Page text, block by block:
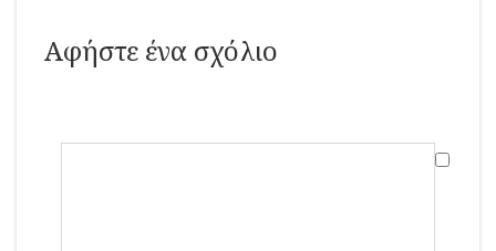
Αφήστε ένα σχόλιο